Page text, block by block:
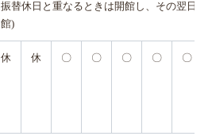
振替休日と重なるときは開館し、その翌日を
館)
休 休 〇 〇 〇 〇 〇